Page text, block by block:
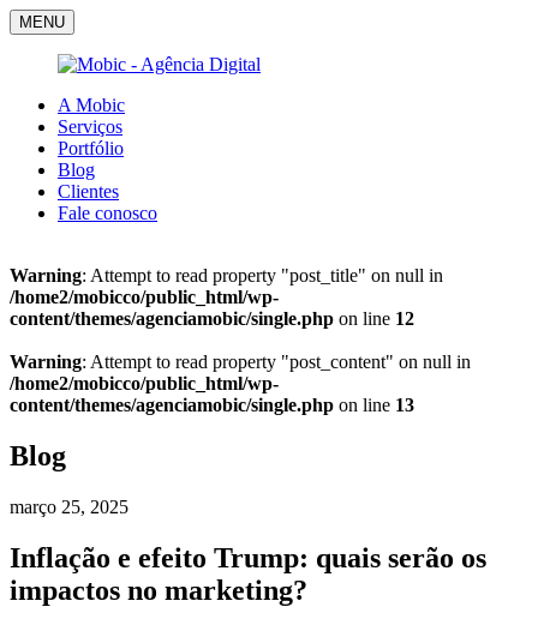
MENU
A Mobic
Serviços
Portfólio
Blog
Clientes
Fale conosco
Warning: Attempt to read property "post_title" on null in
/home2/mobicco/public_html/wp-
content/themes/agenciamobic/single.php on line 12
Warning: Attempt to read property "post_content" on null in
/home2/mobicco/public_html/wp-
content/themes/agenciamobic/single.php on line 13
Blog
março 25, 2025
Inflação e efeito Trump: quais serão os
impactos no marketing?